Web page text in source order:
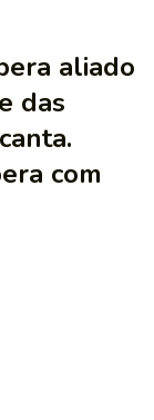
aliado
das
com